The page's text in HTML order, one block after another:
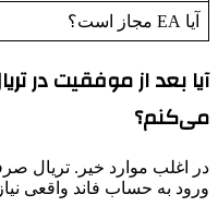
آیا EA مجاز است؟
آیا بعد از موفقیت در
می‌کنم؟
در اغلب موارد خیر. تریال
ورود به حساب فاند واقعی